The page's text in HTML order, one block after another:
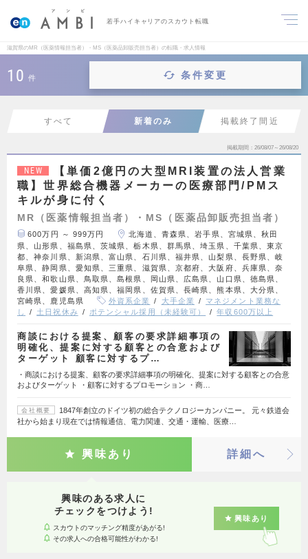
若手ハイキャリアのスカウト転職
滋賀県のMR（医薬情報担当者）・MS（医薬品卸販売担当者）の転職・求人情報
10 件 条件変更
すべて 新着のみ 掲載終了間近
掲載期間 26/08/07～26/08/20
NEW
【単価2億円の大型MRI装置の法人営業
職】世界総合機器メーカーの医療部門/PMス
キルが身に付く
MR（医薬情報担当者）・MS（医薬品卸販売担当者）
600万円 ～ 999万円
北海道、青森県、岩手県、宮城県、秋田
県、山形県、福島県、茨城県、栃木県、群馬県、埼玉県、千葉県、東京
都、神奈川県、新潟県、富山県、石川県、福井県、山梨県、長野県、岐
阜県、静岡県、愛知県、三重県、滋賀県、京都府、大阪府、兵庫県、奈
良県、和歌山県、鳥取県、島根県、岡山県、広島県、山口県、徳島県、
香川県、愛媛県、高知県、福岡県、佐賀県、長崎県、熊本県、大分県、
宮崎県、鹿児島県
外資系企業 大手企業
マネジメント業務な
し
土日祝休み ポテンシャル採用（未経験可） 年収600万以上
商談における提案、顧客の要求詳細事項の
明確化、提案に対する顧客との合意および
ターゲット 顧客に対するプ…
・商談における提案、顧客の要求詳細事項の明確化、提案に対する顧客との合意
およびターゲット ・顧客に対するプロモーション ・商…
会社概要
1847年創立のドイツ初の総合テクノロジーカンパニー。 元々鉄道会
社から始まり現在では情報通信、電力関連、交通・運輸、医療…
興味あり 詳細へ
興味のある求人に
チェックをつけよう!
スカウトのマッチング精度があがる!
その求人への合格可能性がわかる!
興味あり